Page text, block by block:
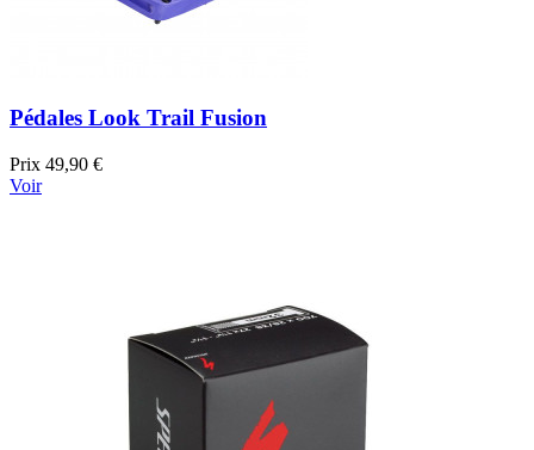
Pédales Look Trail Fusion
Prix 49,90 €
Voir